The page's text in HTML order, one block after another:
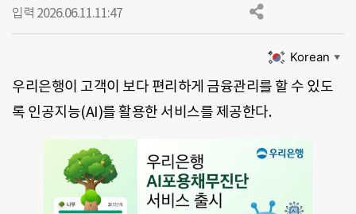
입력 2026.06.11.11:47
Korean ▼
우리은행이 고객이 보다 편리하게 금융관리를 할 수 있도
록 인공지능(AI)를 활용한 서비스를 제공한다.